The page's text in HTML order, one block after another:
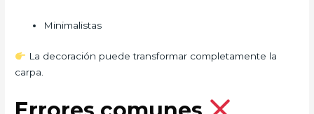
Minimalistas
La decoración puede transformar completamente la
carpa.